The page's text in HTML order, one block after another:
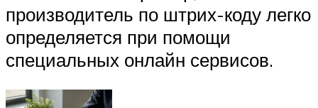
производитель по штрих-коду легко
определяется при помощи
специальных онлайн сервисов.